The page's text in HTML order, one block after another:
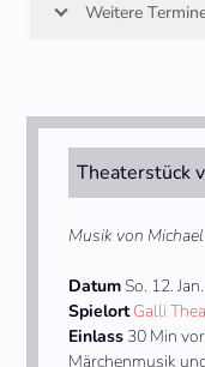
Weitere
Theaterstück
Musik von
DatumSo. 12. Jan.
SpielortGalli
Einlass 30 Min
Märchenmusik